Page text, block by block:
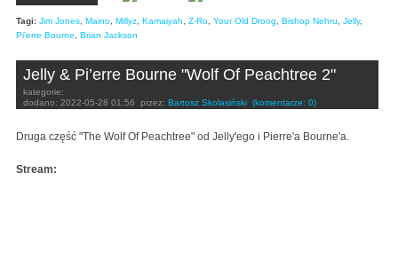
Tagi: Jim Jones, Maino, Millyz, Kamaiyah, Z-Ro, Your Old Droog, Bishop Nehru, Jelly,
Pi'erre Bourne, Brian Jackson
Jelly & Pi’erre Bourne "Wolf Of Peachtree 2"
kategorie:
dodano: 2022-05-28 01:56 przez: Bartosz Skolasiński (komentarze: 0)
Druga część "The Wolf Of Peachtree" od Jelly'ego i Pierre'a Bourne'a.
Stream: